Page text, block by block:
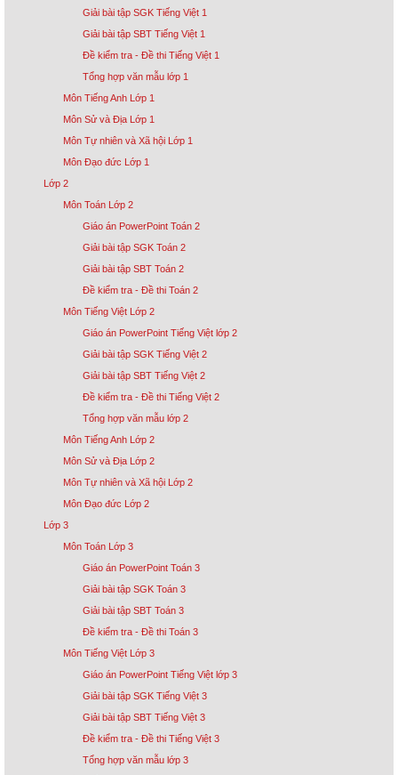
Giải bài tập SGK Tiếng Việt 1
Giải bài tập SBT Tiếng Việt 1
Đề kiểm tra - Đề thi Tiếng Việt 1
Tổng hợp văn mẫu lớp 1
Môn Tiếng Anh Lớp 1
Môn Sử và Địa Lớp 1
Môn Tự nhiên và Xã hội Lớp 1
Môn Đạo đức Lớp 1
Lớp 2
Môn Toán Lớp 2
Giáo án PowerPoint Toán 2
Giải bài tập SGK Toán 2
Giải bài tập SBT Toán 2
Đề kiểm tra - Đề thi Toán 2
Môn Tiếng Việt Lớp 2
Giáo án PowerPoint Tiếng Việt lớp 2
Giải bài tập SGK Tiếng Việt 2
Giải bài tập SBT Tiếng Việt 2
Đề kiểm tra - Đề thi Tiếng Việt 2
Tổng hợp văn mẫu lớp 2
Môn Tiếng Anh Lớp 2
Môn Sử và Địa Lớp 2
Môn Tự nhiên và Xã hội Lớp 2
Môn Đạo đức Lớp 2
Lớp 3
Môn Toán Lớp 3
Giáo án PowerPoint Toán 3
Giải bài tập SGK Toán 3
Giải bài tập SBT Toán 3
Đề kiểm tra - Đề thi Toán 3
Môn Tiếng Việt Lớp 3
Giáo án PowerPoint Tiếng Việt lớp 3
Giải bài tập SGK Tiếng Việt 3
Giải bài tập SBT Tiếng Việt 3
Đề kiểm tra - Đề thi Tiếng Việt 3
Tổng hợp văn mẫu lớp 3